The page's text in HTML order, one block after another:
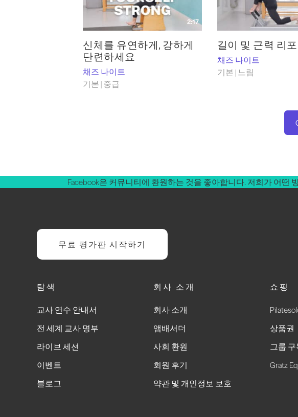
2:17
신체를 유연하게, 강하게
단련하세요
채즈 나이트
기본 | 중급
길이 및 근력 리
채즈 나이트
기본 | 느림
Facebook은 커뮤니티에 환원하는 것을 좋아합니다. 저희가 어떤
무료 평가판 시작하기
탐색
교사 연수 안내서
전 세계 교사 명부
라이브 세션
이벤트
블로그
회사 소개
회사 소개
앰배서더
사회 환원
회원 후기
약관 및 개인정보 보호
쇼핑
상품권
그룹 구
Gratz